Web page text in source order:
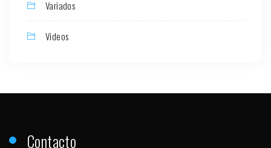
Variados
Videos
Contacto